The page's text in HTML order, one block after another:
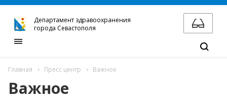
Главная Пресс центр Важное
Важное
Департамент здравоохранения
города Севастополя